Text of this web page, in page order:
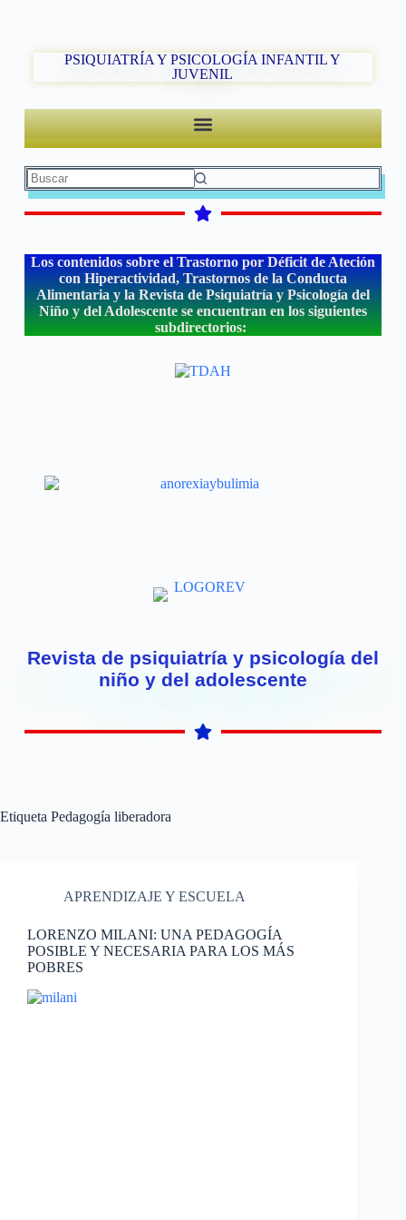
PSIQUIATRÍA Y PSICOLOGÍA INFANTIL Y
JUVENIL
Los contenidos sobre el Trastorno por Déficit de Ateción
con Hiperactividad, Trastornos de la Conducta
Alimentaria y la Revista de Psiquiatría y Psicología del
Niño y del Adolescente se encuentran en los siguientes
subdirectorios:
Revista de psiquiatría y psicología del
niño y del adolescente
Etiqueta Pedagogía liberadora
APRENDIZAJE Y ESCUELA
LORENZO MILANI: UNA PEDAGOGÍA
POSIBLE Y NECESARIA PARA LOS MÁS
POBRES